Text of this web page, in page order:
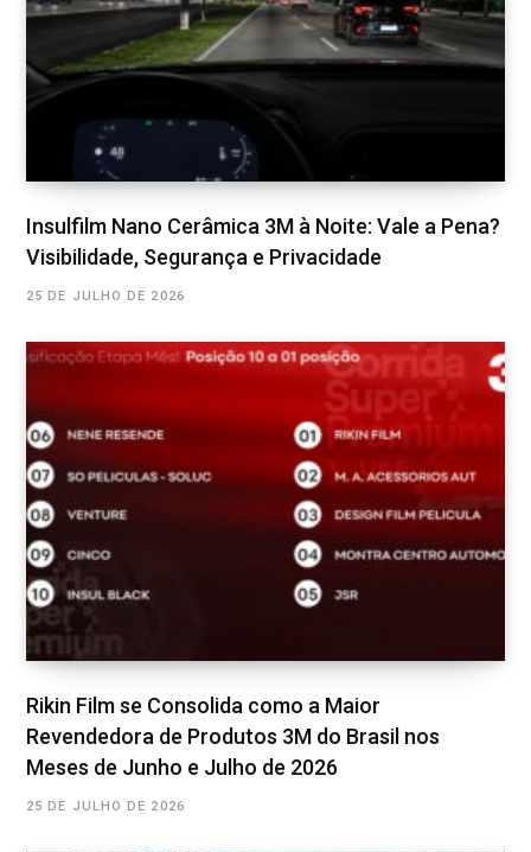
Insulfilm Nano Cerâmica 3M à Noite: Vale a Pena?
Visibilidade, Segurança e Privacidade
25 DE JULHO DE 2026
Rikin Film se Consolida como a Maior
Revendedora de Produtos 3M do Brasil nos
Meses de Junho e Julho de 2026
25 DE JULHO DE 2026